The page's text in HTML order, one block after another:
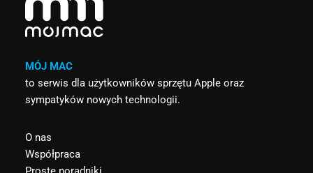
MÓJ MAC
to serwis dla użytkowników sprzętu Apple oraz
sympatyków nowych technologii.
O nas
Współpraca